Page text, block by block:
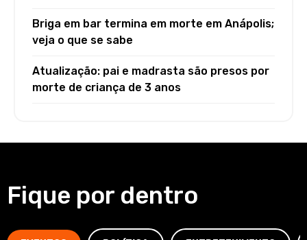
Briga em bar termina em morte em Anápolis;
veja o que se sabe
Atualização: pai e madrasta são presos por
morte de criança de 3 anos
Fique por dentro